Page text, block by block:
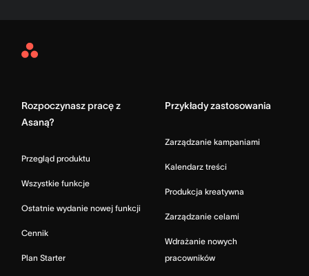
Asana
Rozpoczynasz pracę z
Asaną?
Przegląd produktu
Wszystkie funkcje
Ostatnie wydanie nowej funkcji
Cennik
Plan Starter
Przykłady zastosowania
Zarządzanie kampaniami
Kalendarz treści
Produkcja kreatywna
Zarządzanie celami
Wdrażanie nowych
pracowników